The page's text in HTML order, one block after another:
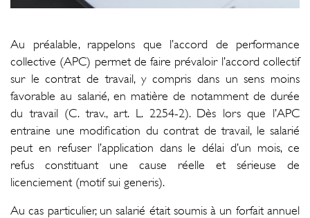
Au préalable, rappelons que l’accord de performance
collective (APC) permet de faire prévaloir l’accord collectif
sur le contrat de travail, y compris dans un sens moins
favorable au salarié, en matière de notamment de durée
du travail (C. trav., art. L. 2254-2). Dès lors que l’APC
entraine une modification du contrat de travail, le salarié
peut en refuser l’application dans le délai d’un mois, ce
refus constituant une cause réelle et sérieuse de
licenciement (motif sui generis).
Au cas particulier, un salarié était soumis à un forfait annuel